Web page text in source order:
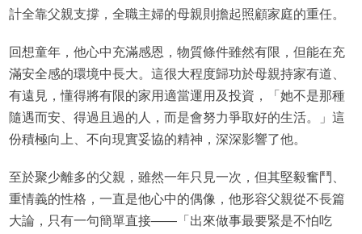
計全靠父親支撐，全職主婦的母親則擔起照顧家庭的重任。
回想童年，他心中充滿感恩，物質條件雖然有限，但能在充
滿安全感的環境中長大。這很大程度歸功於母親持家有道、
有遠見，懂得將有限的家用適當運用及投資，「她不是那種
隨遇而安、得過且過的人，而是會努力爭取好的生活。」這
份積極向上、不向現實妥協的精神，深深影響了他。
至於聚少離多的父親，雖然一年只見一次，但其堅毅奮鬥、
重情義的性格，一直是他心中的偶像，他形容父親從不長篇
大論，只有一句簡單直接——「出來做事最要緊是不怕吃